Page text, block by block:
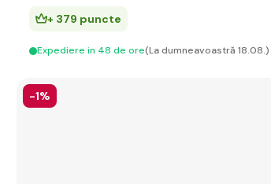
+ 379 puncte
Expediere in 48 de ore(La dumneavoastră 18.08.)
-1%